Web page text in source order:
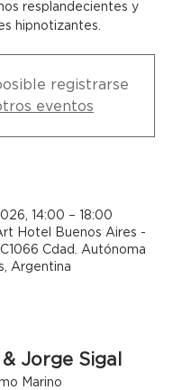
resplandecientes y
hipnotizantes.
registrarse
eventos
14:00 – 18:00
Hotel Buenos Aires -
Cdad. Autónoma
Argentina
Jorge Sigal
Marino